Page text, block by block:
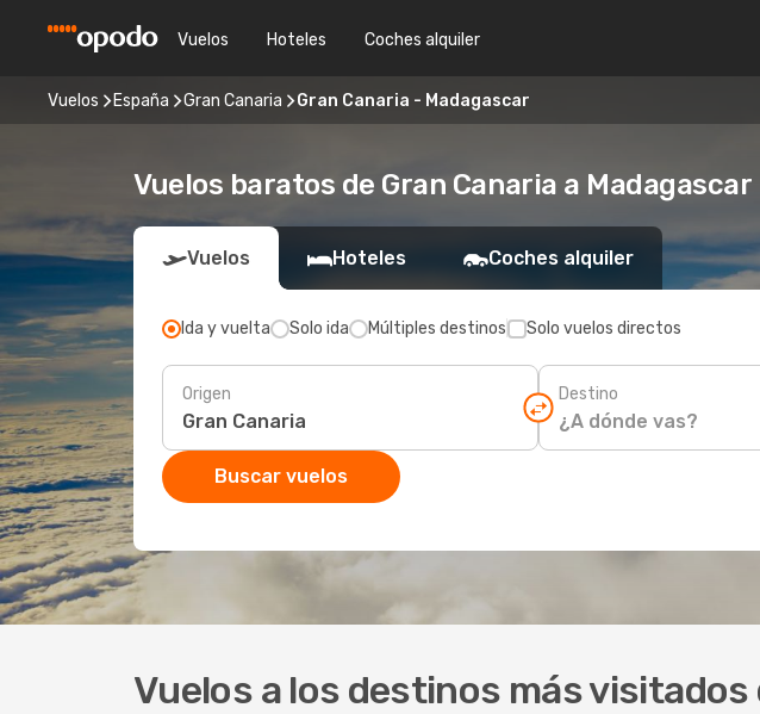
Vuelos Hoteles Coches alquiler
Vuelos España Gran Canaria Gran Canaria - Madagascar
Vuelos baratos de Gran Canaria a Madagascar
Vuelos Hoteles Coches alquiler
Ida y vuelta Solo ida Múltiples destinos Solo vuelos directos
Origen Destino
Buscar vuelos
Vuelos a los destinos más visitados